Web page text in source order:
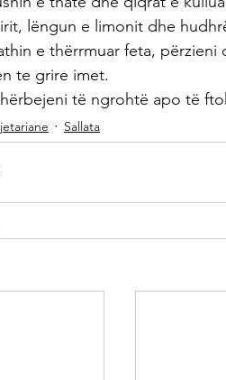
lëngun e limonit dhe
e thërrmuar feta, përzieni
te grire imet.
të ngrohtë apo të
Sallata